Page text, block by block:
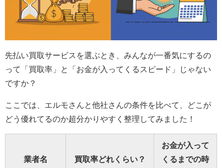
先払い買取サービスを選ぶとき、みんなが一番気にするの
って「買取率」と「お金が入ってくるスピード」じゃない
ですか？
ここでは、エルモさんと他社さんの条件を比べて、どこが
どう優れてるのか超分かりやすく整理してみました！
業者名 買取率どれくらい？
お金が入って
くるまでの時